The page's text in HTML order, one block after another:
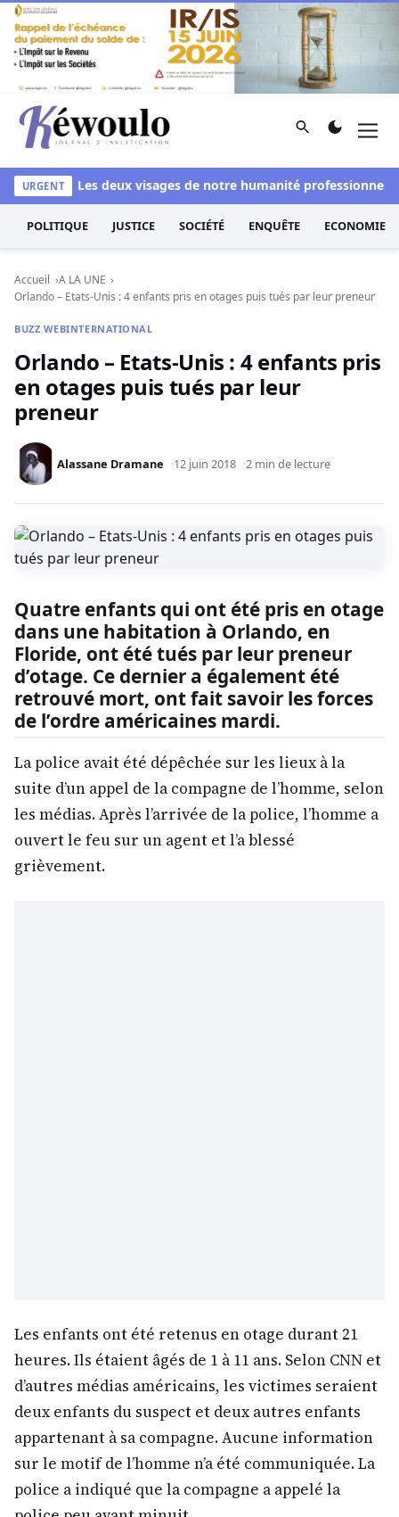
Aller au contenu
Kéwoulo, le premier site d'information et d'investigation
Rechercher
URGENTLes deux visages de notre humanité professionnelle :
POLITIQUE JUSTICE SOCIÉTÉ ENQUÊTE ECONOMIE
Accueil
A LA UNE
Orlando – Etats-Unis : 4 enfants pris en otages puis tués par leur preneur
BUZZ WEBINTERNATIONAL
Orlando – Etats-Unis : 4 enfants pris
en otages puis tués par leur
preneur
Alassane Dramane 12 juin 2018 2 min de lecture
Quatre enfants qui ont été pris en otage
dans une habitation à Orlando, en
Floride, ont été tués par leur preneur
d’otage. Ce dernier a également été
retrouvé mort, ont fait savoir les forces
de l’ordre américaines mardi.
La police avait été dépêchée sur les lieux à la
suite d’un appel de la compagne de l’homme, selon
les médias. Après l’arrivée de la police, l’homme a
ouvert le feu sur un agent et l’a blessé
grièvement.
Les enfants ont été retenus en otage durant 21
heures. Ils étaient âgés de 1 à 11 ans. Selon CNN et
d’autres médias américains, les victimes seraient
deux enfants du suspect et deux autres enfants
appartenant à sa compagne. Aucune information
sur le motif de l’homme n’a été communiquée. La
police a indiqué que la compagne a appelé la